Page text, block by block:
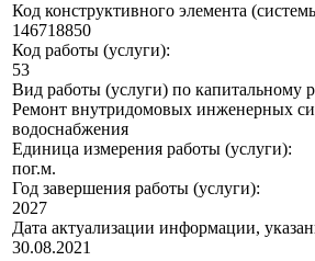
Код конструктивного элемента
146718850
Код работы (услуги):
53
Вид работы (услуги) по капитальному
Ремонт внутридомовых инженерных
водоснабжения
Единица измерения работы (услуги):
пог.м.
Год завершения работы (услуги):
2027
Дата актуализации информации,
30.08.2021